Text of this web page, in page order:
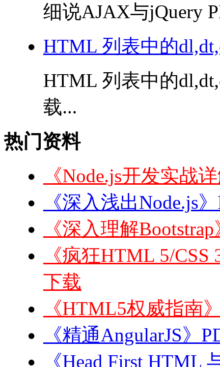
细说AJAX与jQuery
HTML 列表中的
HTML 列表中的
载...
热门资料
《Node.js开发实战
《深入浅出Node.js
《深入理解
《疯狂HTML 5/
下载
《HTML5权威指南
《精通AngularJS》
《Head First HTML